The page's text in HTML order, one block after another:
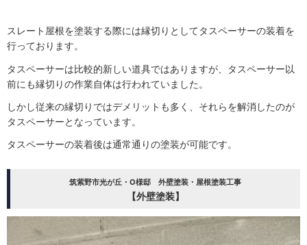
スレート屋根を塗装する際には縁切りとしてタスペーサーの装着を
行っております。
タスペーサーは比較的新しい道具ではありますが、タスペーサー以
前にも縁切りの作業自体は行われていました。
しかし従来の縁切りではデメリットも多く、それらを解消したのが
タスペーサーとなっています。
タスペーサーの装着後は通常通りの塗装が可能です。
筑紫野市光が丘・O様邸 外壁塗装・屋根塗装工事
【外壁塗装】